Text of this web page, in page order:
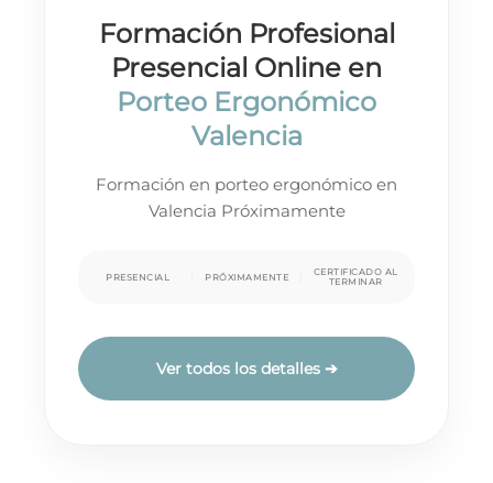
Formación Profesional
Presencial Online en
Porteo Ergonómico
Valencia
Formación en porteo ergonómico en
Valencia Próximamente
PRESENCIAL PRÓXIMAMENTE
CERTIFICADO AL
TERMINAR
Ver todos los detalles ➔